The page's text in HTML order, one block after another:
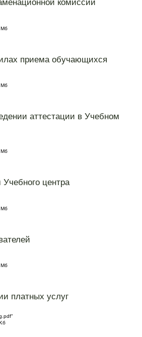
комиссии
приема обучающихся
аттестации в Учебном
центра
платных услуг